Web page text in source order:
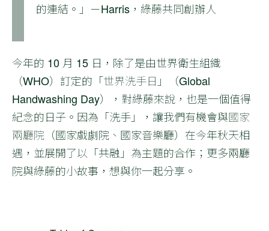
的連結。」－Harris，綠藤共同創辦人
今年的 10 月 15 日，除了是由世界衛生組織
（WHO）訂定的「世界洗手日 」（Global
Handwashing Day），對綠藤來說，也是一個值得
紀念的日子。因為「洗手」，讓我們有機會與國家
兩廳院 （國家戲劇院、國家音樂廳）在今年秋天相
遇，並展開了以「共融」為主題的合作；更多兩廳
院與綠藤的小故事，想與你一起分享。